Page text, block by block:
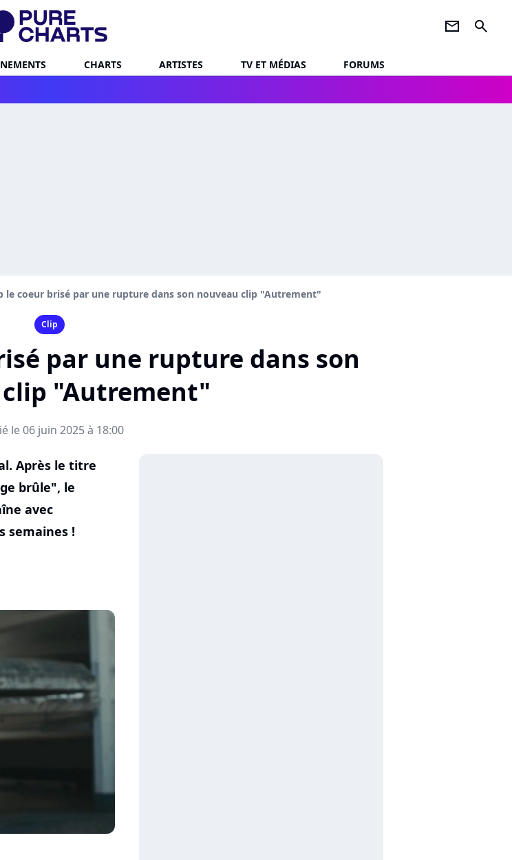
newsletter search
CHARTS ARTISTES TV ET MÉDIAS
FORUMS
le coeur brisé par une rupture dans son nouveau clip "Autrement"
Clip
par une rupture dans son
"Autrement"
le 06 juin 2025 à 18:00
Après le titre
brûle", le
avec
semaines !